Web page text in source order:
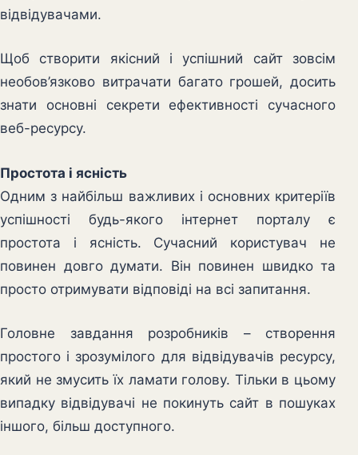
відвідувачами.
Щоб створити якісний і успішний сайт зовсім
необов’язково витрачати багато грошей, досить
знати основні секрети ефективності сучасного
веб-ресурсу.
Простота і ясність
Одним з найбільш важливих і основних критеріїв
успішності будь-якого інтернет порталу є
простота і ясність. Сучасний користувач не
повинен довго думати. Він повинен швидко та
просто отримувати відповіді на всі запитання.
Головне завдання розробників – створення
простого і зрозумілого для відвідувачів ресурсу,
який не змусить їх ламати голову. Тільки в цьому
випадку відвідувачі не покинуть сайт в пошуках
іншого, більш доступного.